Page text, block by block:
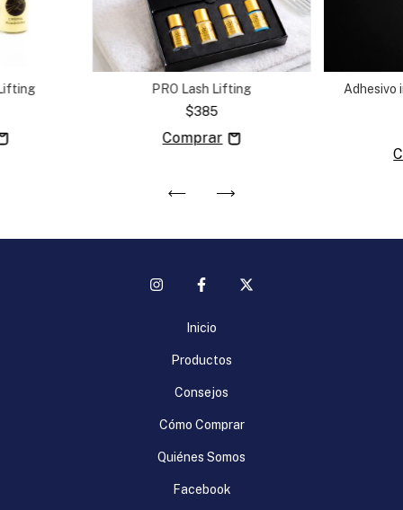
PRO Lash Lifting
$385
Adhesivo
Inicio
Productos
Consejos
Cómo Comprar
Quiénes Somos
Facebook